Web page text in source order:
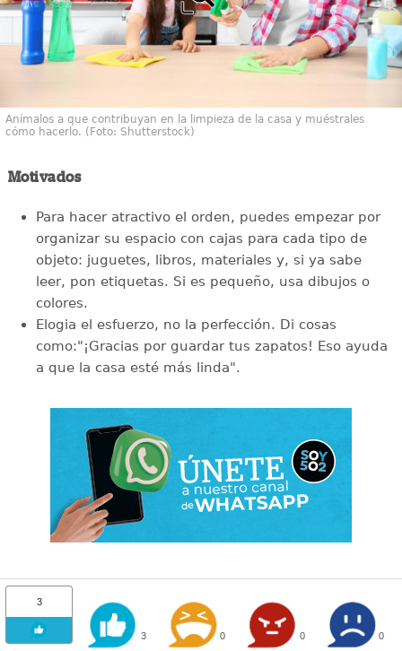
Anímalos a que contribuyan en la limpieza de la casa y muéstrales
cómo hacerlo. (Foto: Shutterstock)
Motivados
Para hacer atractivo el orden, puedes empezar por
organizar su espacio con cajas para cada tipo de
objeto: juguetes, libros, materiales y, si ya sabe
leer, pon etiquetas. Si es pequeño, usa dibujos o
colores.
Elogia el esfuerzo, no la perfección. Di cosas
como:"¡Gracias por guardar tus zapatos! Eso ayuda
a que la casa esté más linda".
3
3 0 0 0